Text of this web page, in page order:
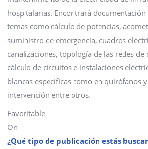
hospitalarias. Encontrará
temas como cálculo de potencias,
suministro de emergencia, cuadros
canalizaciones, topología de las redes de
cálculo de circuitos e instalaciones
blancas específicas como en quirófanos
intervención entre otros.
Favoritable
On
¿Qué tipo de publicación estás